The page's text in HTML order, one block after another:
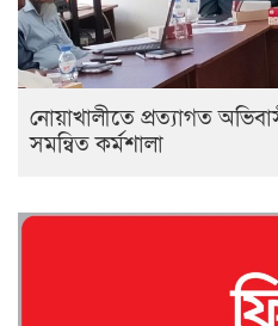
নোয়াখালীতে প্রত্যাগত
সমন্বিত কর্মশালা